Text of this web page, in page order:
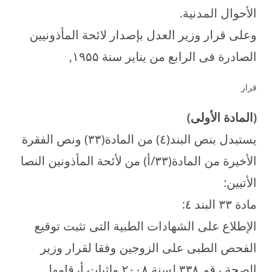
الأحوال المدنية.
وعلى قرار وزير العدل بإصدار لائحة المأذونيين
الصادرة فى الرابع من يناير سنة ۱۹۵۵,
قرار
(المادة الأولى)
يستبدل بنص البند(٤) من المادة(۳۳) ونص الفقرة
الأخيرة من المادة(۳۳/أ) من لأئحة المأذونين النصا
الأتيين:
مادة ۳۳ البند ٤:
الإطلاع على الشهادات الطبية التى تثبت توقيع
الفحص الطبى على الزوجين وفقا لقرار وزير